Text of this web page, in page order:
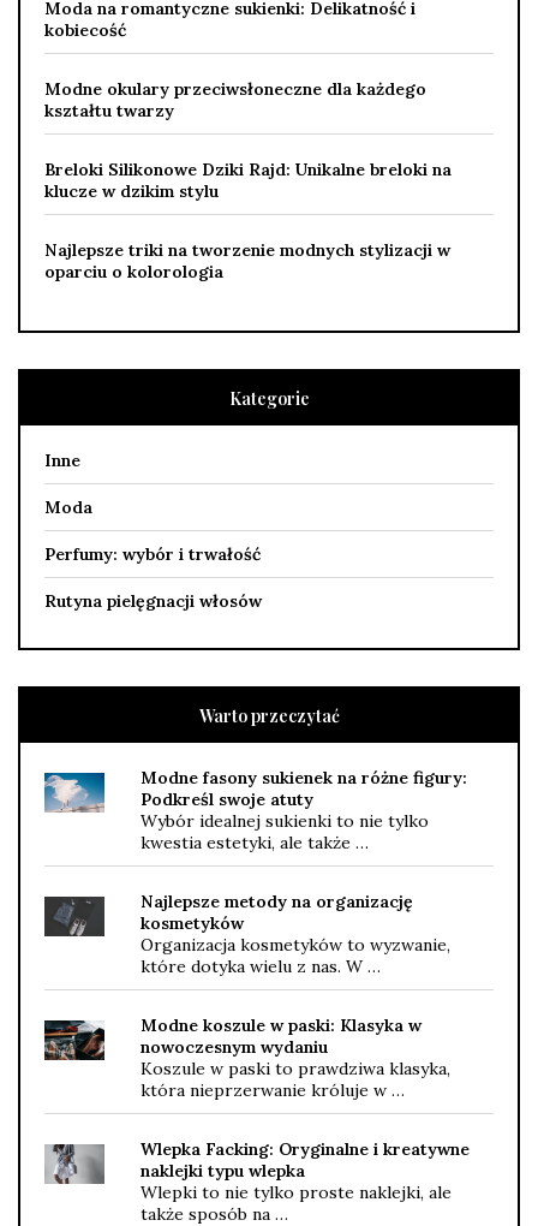
Moda na romantyczne sukienki: Delikatność i
kobiecość
Modne okulary przeciwsłoneczne dla każdego
kształtu twarzy
Breloki Silikonowe Dziki Rajd: Unikalne breloki na
klucze w dzikim stylu
Najlepsze triki na tworzenie modnych stylizacji w
oparciu o kolorologia
Kategorie
Inne
Moda
Perfumy: wybór i trwałość
Rutyna pielęgnacji włosów
Warto przeczytać
Modne fasony sukienek na różne figury:
Podkreśl swoje atuty
Wybór idealnej sukienki to nie tylko
kwestia estetyki, ale także …
Najlepsze metody na organizację
kosmetyków
Organizacja kosmetyków to wyzwanie,
które dotyka wielu z nas. W …
Modne koszule w paski: Klasyka w
nowoczesnym wydaniu
Koszule w paski to prawdziwa klasyka,
która nieprzerwanie króluje w …
Wlepka Facking: Oryginalne i kreatywne
naklejki typu wlepka
Wlepki to nie tylko proste naklejki, ale
także sposób na …